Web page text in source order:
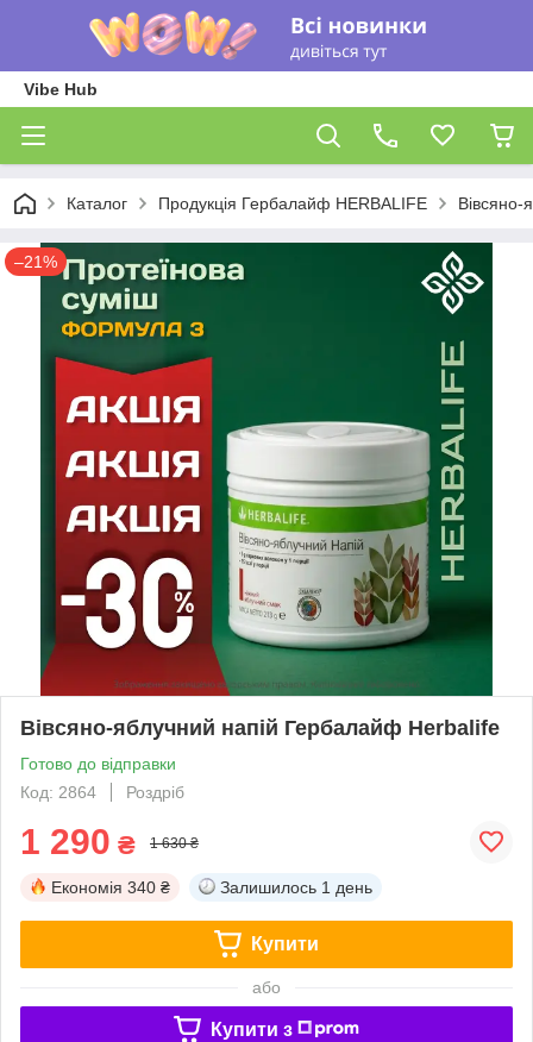
Vibe Hub
Каталог Продукція Гербалайф HERBALIFE Вівсяно-
–21%
Вівсяно-яблучний напій Гербалайф Herbalife
Готово до відправки
Код: 2864
Роздріб
1 290 ₴ 1 630 ₴
Економія 340 ₴ Залишилось 1 день
Купити
або
Купити з